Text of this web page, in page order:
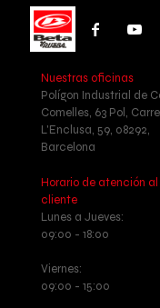
Nuestras oficinas
Polígon Industrial de
Comelles, 63 Pol,
L'Enclusa, 59, 08292,
Barcelona
Horario de atención al
cliente
Lunes a Jueves:
09:00 - 18:00
Viernes:
09:00 - 15:00